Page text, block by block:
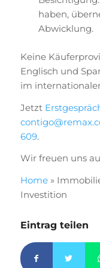
haben,
Abwicklung.
Keine
Englisch und
im
Jetzt
609.
Wir freuen uns
Home»
Investition
Eintrag teilen